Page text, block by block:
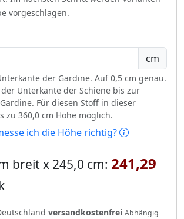
vorgeschlagen.
cm
der Gardine. Auf 0,5 cm genau.
der Unterkante der Schiene bis zur
Für diesen Stoff in dieser
zu 360,0 cm Höhe möglich.
ich die Höhe richtig?
breit x 245,0 cm: 241,29
versandkostenfrei Abhängig